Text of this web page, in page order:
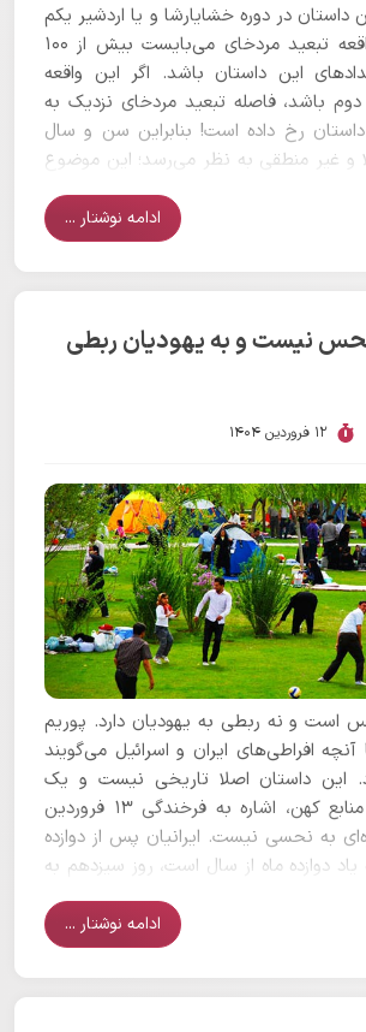
داستان در دوره خشایارشا و یا اردشیر یکم
رخ داده باشد، واقعه تبعید مردخای می‌بایست بیش از ۱۰۰
این داستان باشد. اگر این واقعه
باشد، فاصله تبعید مردخای نزدیک به
داستان رخ داده است! بنابراین سن و سال
و غیر منطقی به نظر می‌رسد؛ این موضوع
از منظر اسطوره‌ای توجیه کرد و نشان از
ادامه نوشتار ...
نیست و به یهودیان ربطی
12 فروردین 1404
است و نه ربطی به یهودیان دارد. پوریم
افراطی‌های ایران و اسرائیل می‌گویند
این داستان اصلا تاریخی نیست و یک
افسانه است. در منابع کهن، اشاره به فرخندگی ۱۳ فروردین
به نحسی نیست. ایرانیان پس از دوازده
یاد دوازده ماه از سال است، روز سیزدهم به
و جشن‌های نوروزی را به پایان می‌رسانند.
ادامه نوشتار ...